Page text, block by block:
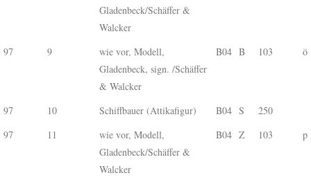
Gladenbeck/Schäffer &
Walcker
97 9
wie vor, Modell,
Gladenbeck, sign. /Schäffer
& Walcker
B04 B 103 ö
97 10 Schiffbauer (Attikafigur) B04 S
250
97
11
wie vor, Modell,
Gladenbeck/Schäffer &
Walcker
B04 Z 103 p